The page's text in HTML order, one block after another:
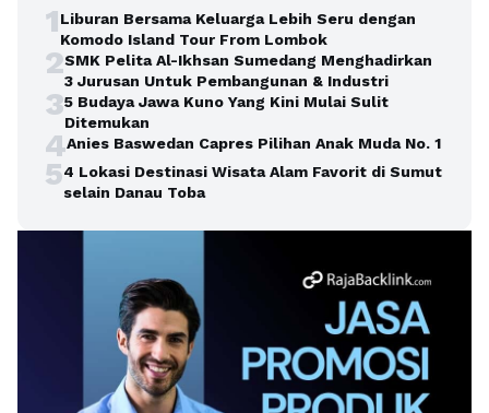
1Liburan Bersama Keluarga Lebih Seru dengan
Komodo Island Tour From Lombok
2SMK Pelita Al-Ikhsan Sumedang Menghadirkan
3 Jurusan Untuk Pembangunan & Industri
35 Budaya Jawa Kuno Yang Kini Mulai Sulit
Ditemukan
4Anies Baswedan Capres Pilihan Anak Muda No. 1
54 Lokasi Destinasi Wisata Alam Favorit di Sumut
selain Danau Toba